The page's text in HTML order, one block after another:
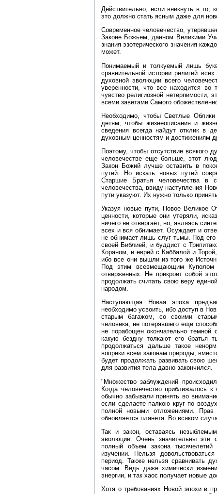
Действительно, если вникнуть в то,
это должно стать ясным даже для
Современное человечество,
Законе Божьем, данном Великими
знания эзотерического значения
может.
Понимаемый и толкуемый лишь
сравнительной истории религий
духовной эволюции всего
уверенности, что все находится
чувство религиозной нетерпимости,
всеми заветами Самого
Необходимо, чтобы Светлые
детям, чтобы жизнеописания и
сведения всегда найдут отклик в
духовным ценностям и достижениям
Поэтому, чтобы отсутствие всякого
человечестве еще больше, этот
Закон Божий лучше оставить в
путей. Но искать новых путей
Старшие Братья человечества в
человечества, ввиду наступления
пути указуют. Их нужно только
Указуя новые пути, Новое Великое
ценности, которые они утеряли,
ничего не отвергает, но, являясь
всех и вся обнимает. Осуждает и
не обнимает лишь слуг тьмы. Под
своей Библией, и буддист с
Кораном, и еврей с Каббалой и
ибо все они вышли из того же
Под этим всевмещающим
отверженных. Не прикроет собой
продолжать считать свою веру
народом.
Наступающая Новая эпоха
необходимо усвоить, ибо доступ в
старым багажом, со своими
человека, не потерявшего еще
не порабощен окончательно
какую бездну толкают его братья
продолжаться дальше такое
вопреки всем законам природы,
будет продолжать развивать свою
для развития тела давно закончился.
"Множество заблуждений
Когда человечество приближалось
обычно забывали принять во
если сделаете палкою круг по
полной новыми отложениями.
обновляется планета. Во всяком
Так и закон, оставаясь
эволюции. Очень значительны эти
полный объем закона
изучении. Нельзя
период. Также нельзя сравнивать
часом. Ведь даже химически
энергии, и так хаос получает новые
Хотя о требованиях Новой эпохи в